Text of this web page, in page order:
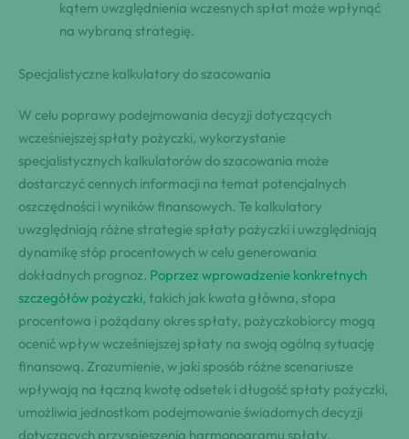
kątem uwzględnienia wczesnych spłat może wpłynąć
na wybraną strategię.
Specjalistyczne kalkulatory do szacowania
W celu poprawy podejmowania decyzji dotyczących
wcześniejszej spłaty pożyczki, wykorzystanie
specjalistycznych kalkulatorów do szacowania może
dostarczyć cennych informacji na temat potencjalnych
oszczędności i wyników finansowych. Te kalkulatory
uwzględniają różne strategie spłaty pożyczki i uwzględniają
dynamikę stóp procentowych w celu generowania
dokładnych prognoz. Poprzez wprowadzenie konkretnych
szczegółów pożyczki, takich jak kwota główna, stopa
procentowa i pożądany okres spłaty, pożyczkobiorcy mogą
ocenić wpływ wcześniejszej spłaty na swoją ogólną sytuację
finansową. Zrozumienie, w jaki sposób różne scenariusze
wpływają na łączną kwotę odsetek i długość spłaty pożyczki,
umożliwia jednostkom podejmowanie świadomych decyzji
dotyczących przyspieszenia harmonogramu spłaty.